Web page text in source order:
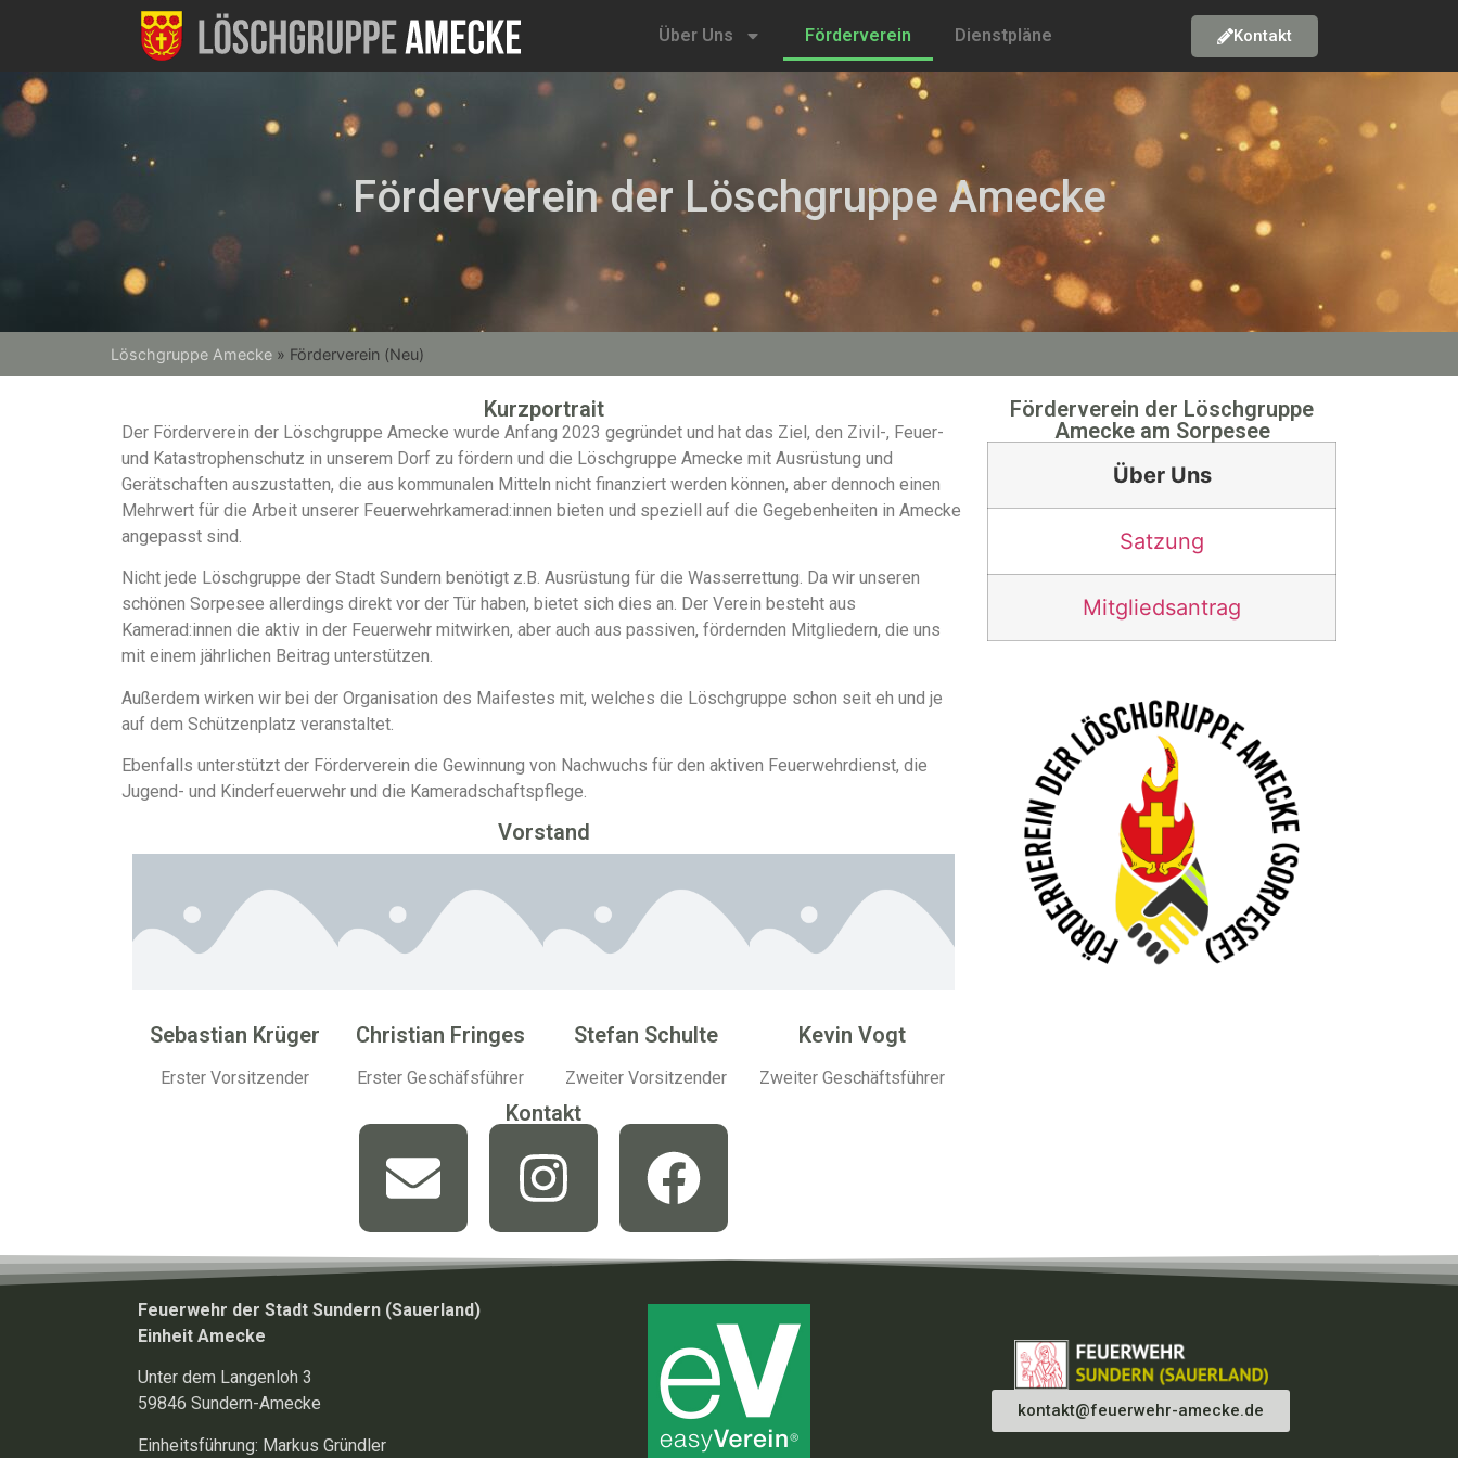
Über Uns Förderverein Dienstpläne Kontakt
Förderverein der Löschgruppe Amecke
Löschgruppe Amecke » Förderverein (Neu)
Kurzportrait
Der Förderverein der Löschgruppe Amecke wurde Anfang 2023 gegründet und hat das Ziel, den Zivil-, Feuer-
und Katastrophenschutz in unserem Dorf zu fördern und die Löschgruppe Amecke mit Ausrüstung und
Gerätschaften auszustatten, die aus kommunalen Mitteln nicht finanziert werden können, aber dennoch einen
Mehrwert für die Arbeit unserer Feuerwehrkamerad:innen bieten und speziell auf die Gegebenheiten in Amecke
angepasst sind.
Nicht jede Löschgruppe der Stadt Sundern benötigt z.B. Ausrüstung für die Wasserrettung. Da wir unseren
schönen Sorpesee allerdings direkt vor der Tür haben, bietet sich dies an. Der Verein besteht aus
Kamerad:innen die aktiv in der Feuerwehr mitwirken, aber auch aus passiven, fördernden Mitgliedern, die uns
mit einem jährlichen Beitrag unterstützen.
Außerdem wirken wir bei der Organisation des Maifestes mit, welches die Löschgruppe schon seit eh und je
auf dem Schützenplatz veranstaltet.
Ebenfalls unterstützt der Förderverein die Gewinnung von Nachwuchs für den aktiven Feuerwehrdienst, die
Jugend- und Kinderfeuerwehr und die Kameradschaftspflege.
Vorstand
Sebastian Krüger
Erster Vorsitzender
Christian Fringes
Erster Geschäfsführer
Stefan Schulte
Zweiter Vorsitzender
Kevin Vogt
Zweiter Geschäftsführer
Kontakt
Förderverein der Löschgruppe
Amecke am Sorpesee
Über Uns
Satzung
Mitgliedsantrag
Feuerwehr der Stadt Sundern (Sauerland)
Einheit Amecke
Unter dem Langenloh 3
59846 Sundern-Amecke
Einheitsführung: Markus Gründler
kontakt@feuerwehr-amecke.de